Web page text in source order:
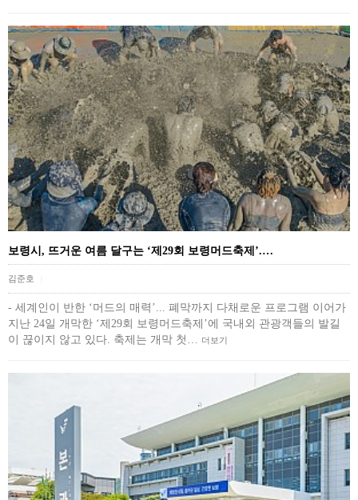
보령시, 뜨거운 여름 달구는 ‘제29회 보령머드축제’.…
김준호
- 세계인이 반한 ‘머드의 매력’... 폐막까지 다채로운 프로그램 이어가
지난 24일 개막한 ‘제29회 보령머드축제’에 국내외 관광객들의 발길
이 끊이지 않고 있다. 축제는 개막 첫…
더보기